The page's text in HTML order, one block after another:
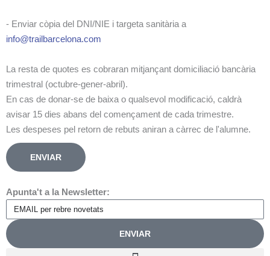
- Enviar còpia del DNI/NIE i targeta sanitària a
info@trailbarcelona.com
La resta de quotes es cobraran mitjançant domiciliació bancària
trimestral (octubre-gener-abril).
En cas de donar-se de baixa o qualsevol modificació, caldrà
avisar 15 dies abans del començament de cada trimestre.
Les despeses pel retorn de rebuts aniran a càrrec de l'alumne.
ENVIAR
Apunta't a la Newsletter:
ENVIAR